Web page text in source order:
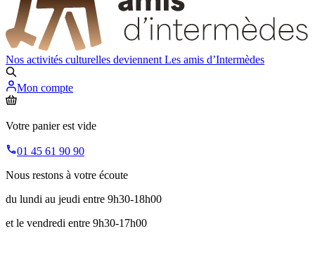
Nos activités culturelles deviennent Les amis d’Intermèdes
Mon compte
Votre panier est vide
01 45 61 90 90
Nous restons à votre écoute
du lundi au jeudi entre 9h30-18h00
et le vendredi entre 9h30-17h00